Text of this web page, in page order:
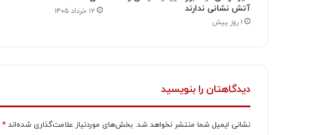
آتش نشانی ندارند
۱ روز پیش
۱۲ خرداد ۱۴۰۵
دیدگاهتان را بنویسید
نشانی ایمیل شما منتشر نخواهد شد. بخش‌های موردنیاز علامت‌گذاری شده‌اند *